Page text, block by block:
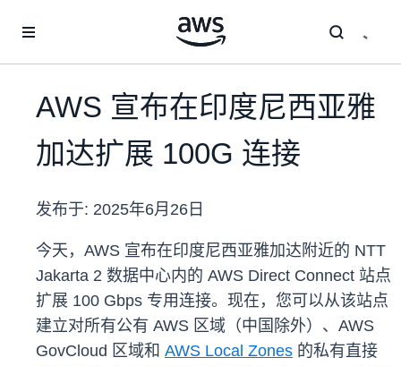
AWS 宣布在印度尼西亚雅
加达扩展 100G 连接
发布于: 2025年6月26日
今天，AWS 宣布在印度尼西亚雅加达附近的 NTT
Jakarta 2 数据中心内的 AWS Direct Connect 站点
扩展 100 Gbps 专用连接。现在，您可以从该站点
建立对所有公有 AWS 区域（中国除外）、AWS
GovCloud 区域和 AWS Local Zones 的私有直接